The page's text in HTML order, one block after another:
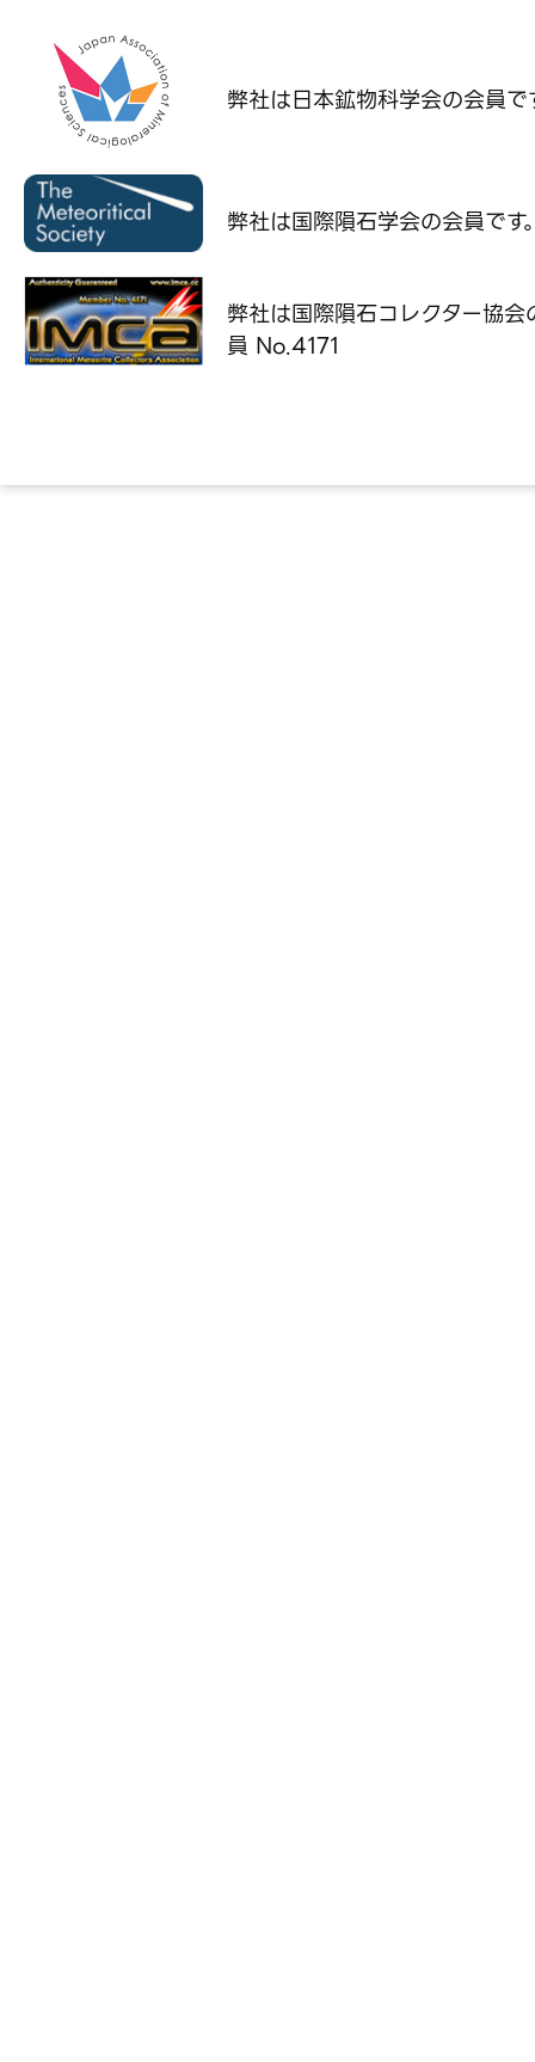
弊社は日本鉱物科学会の会員で
弊社は国際隕石学会の会員です
弊社は国際隕石コレクター協会
員 No.4171